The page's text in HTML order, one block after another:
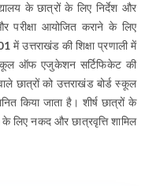
के छात्रों के लिए निर्देश और
परीक्षा आयोजित कराने के लिए
में उत्तराखंड की शिक्षा प्रणाली में
ऑफ एजुकेशन सर्टिफिकेट की
छात्रों को उत्तराखंड बोर्ड स्कूल
किया जाता है। शीर्ष छात्रों के
लिए नकद और छात्रवृत्ति शामिल